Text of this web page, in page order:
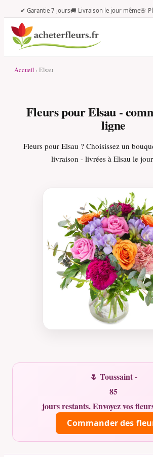
✔ Garantie 7 jours🚚 Livraison le jour même🌸
Accueil › Elsau
Fleurs pour Elsau -
ligne
Fleurs pour Elsau ? Choisissez un
livraison - livrées à Elsau le
🌷 Toussaint -
85
jours restants. Envoyez vos
Commander des